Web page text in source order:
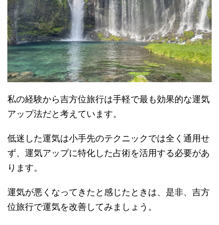
私の経験から吉方位旅行は手軽で最も効果的な運気
アップ法だと考えています。
低迷した運気は小手先のテクニックでは全く通用せ
ず、運気アップに特化した占術を活用する必要があ
ります。
運気が悪くなってきたと感じたときは、是非、吉方
位旅行で運気を改善してみましょう。